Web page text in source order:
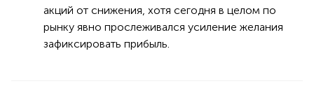
акций от снижения, хотя сегодня в целом по
рынку явно прослеживался усиление желания
зафиксировать прибыль.